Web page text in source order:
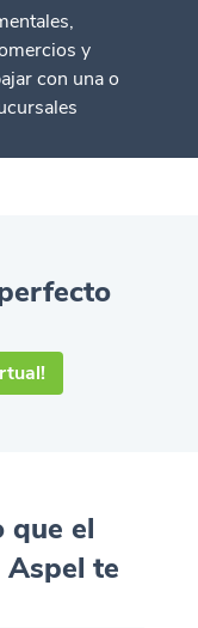
y
con una o
que el
te